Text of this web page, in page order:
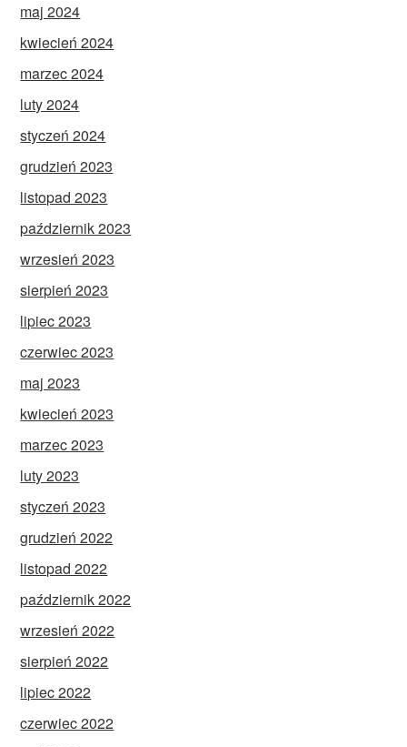
maj 2024
kwiecień 2024
marzec 2024
luty 2024
styczeń 2024
grudzień 2023
listopad 2023
październik 2023
wrzesień 2023
sierpień 2023
lipiec 2023
czerwiec 2023
maj 2023
kwiecień 2023
marzec 2023
luty 2023
styczeń 2023
grudzień 2022
listopad 2022
październik 2022
wrzesień 2022
sierpień 2022
lipiec 2022
czerwiec 2022